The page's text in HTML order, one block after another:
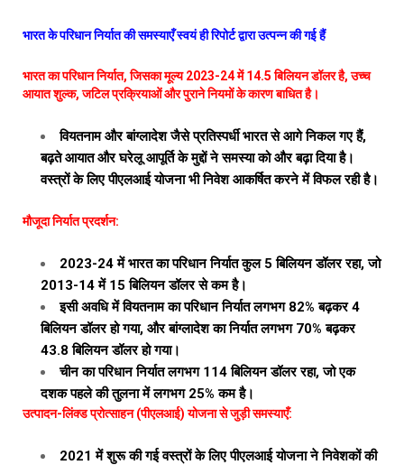
भारत के परिधान निर्यात की समस्याएँ स्वयं ही रिपोर्ट द्वारा उत्पन्न की गई हैं
भारत का परिधान निर्यात, जिसका मूल्य 2023-24 में 14.5 बिलियन डॉलर है, उच्च
आयात शुल्क, जटिल प्रक्रियाओं और पुराने नियमों के कारण बाधित है।
वियतनाम और बांग्लादेश जैसे प्रतिस्पर्धी भारत से आगे निकल गए हैं,
बढ़ते आयात और घरेलू आपूर्ति के मुद्दों ने समस्या को और बढ़ा दिया है।
वस्त्रों के लिए पीएलआई योजना भी निवेश आकर्षित करने में विफल रही है।
मौजूदा निर्यात प्रदर्शन:
2023-24 में भारत का परिधान निर्यात कुल 5 बिलियन डॉलर रहा, जो
2013-14 में 15 बिलियन डॉलर से कम है।
इसी अवधि में वियतनाम का परिधान निर्यात लगभग 82% बढ़कर 4
बिलियन डॉलर हो गया, और बांग्लादेश का निर्यात लगभग 70% बढ़कर
43.8 बिलियन डॉलर हो गया।
चीन का परिधान निर्यात लगभग 114 बिलियन डॉलर रहा, जो एक
दशक पहले की तुलना में लगभग 25% कम है।
उत्पादन-लिंक्ड प्रोत्साहन (पीएलआई) योजना से जुड़ी समस्याएँ:
2021 में शुरू की गई वस्त्रों के लिए पीएलआई योजना ने निवेशकों की